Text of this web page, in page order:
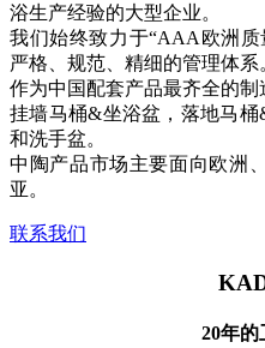
浴生产经验的大型企业。
我们始终致力于“AAA欧洲
严格、规范、精细的管理体系
作为中国配套产品最齐全的
挂墙马桶&坐浴盆，落地马
和洗手盆。
中陶产品市场主要面向欧洲
亚。
联系我们
20年的